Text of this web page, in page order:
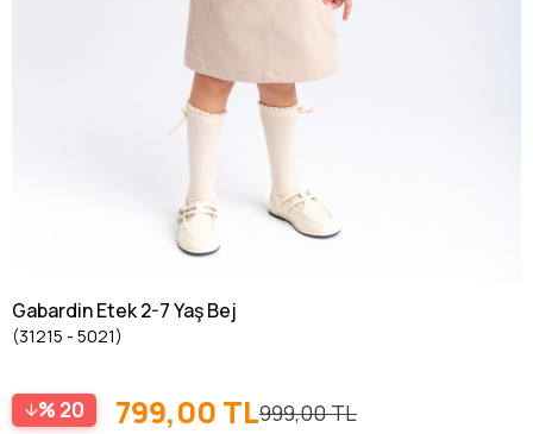
Gabardin Etek 2-7 Yaş Bej
(31215 - 5021)
20 999,00 TL
799,00 TL